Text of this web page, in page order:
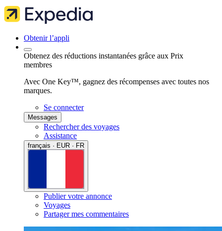
Obtenir l’appli
Obtenez des réductions instantanées grâce aux Prix
membres
Avec One Key™, gagnez des récompenses avec toutes nos
marques.
Se connecter
Messages
Rechercher des voyages
Assistance
français · EUR · FR
Publier votre annonce
Voyages
Partager mes commentaires